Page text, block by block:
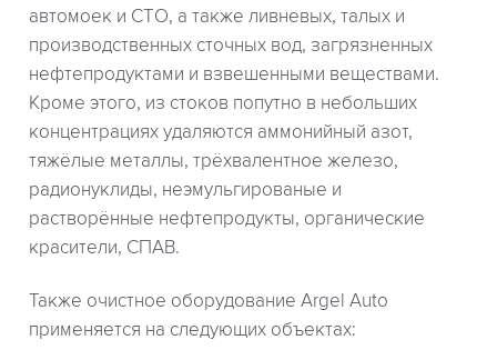
автомоек и СТО, а также ливневых, талых и
производственных сточных вод, загрязненных
нефтепродуктами и взвешенными веществами.
Кроме этого, из стоков попутно в небольших
концентрациях удаляются аммонийный азот,
тяжёлые металлы, трёхвалентное железо,
радионуклиды, неэмульгированые и
растворённые нефтепродукты, органические
красители, СПАВ.
Также очистное оборудование Argel Auto
применяется на следующих объектах: